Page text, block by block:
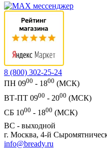
8 (800) 302-25-24
ПН 0900 - 1800 (МСК)
ВТ-ПТ 0900 - 2000 (МСК)
СБ 1000 - 1800 (МСК)
ВС - выходной
г. Москва, 4-й
info@bready.ru